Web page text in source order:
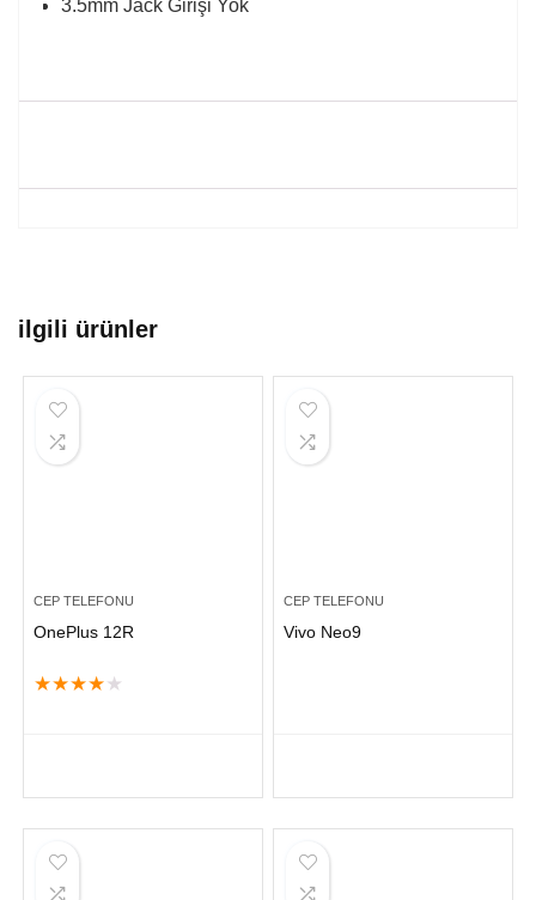
3.5mm Jack Girişi Yok
ilgili ürünler
CEP TELEFONU
OnePlus 12R
★★★★ ★
CEP TELEFONU
Vivo Neo9